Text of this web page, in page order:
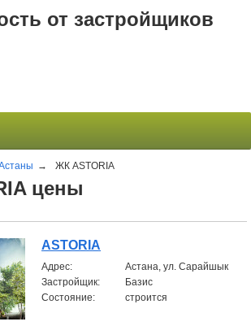
от застройщиков
→ ЖК ASTORIA
цены
ASTORIA
Aдрес:
Астана, ул. Сарайшык
Застройщик:
Базис
Состояние:
строится